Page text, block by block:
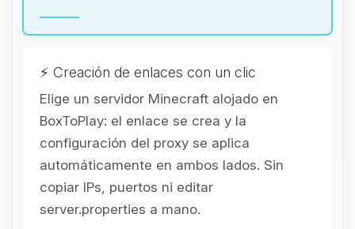
⚡ Creación de enlaces con un clic
Elige un servidor Minecraft alojado en
BoxToPlay: el enlace se crea y la
configuración del proxy se aplica
automáticamente en ambos lados. Sin
copiar IPs, puertos ni editar
server.properties a mano.
que necesitas y moveré mis
07/08/2026 20:07